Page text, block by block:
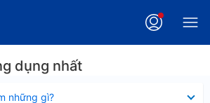
dụng nhất
những gì?